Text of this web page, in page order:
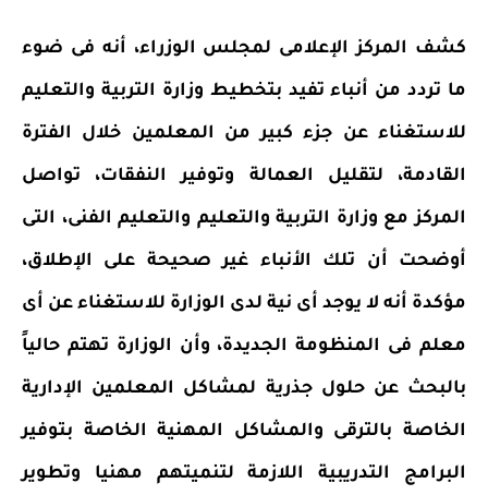
كشف المركز الإعلامى لمجلس الوزراء، أنه فى ضوء
ما تردد من أنباء تفيد بتخطيط وزارة التربية والتعليم
للاستغناء عن جزء كبير من المعلمين خلال الفترة
القادمة، لتقليل العمالة وتوفير النفقات، تواصل
المركز مع وزارة التربية والتعليم والتعليم الفنى، التى
أوضحت أن تلك الأنباء غير صحيحة على الإطلاق،
مؤكدة أنه لا يوجد أى نية لدى الوزارة للاستغناء عن أى
معلم فى المنظومة الجديدة، وأن الوزارة تهتم حالياً
بالبحث عن حلول جذرية لمشاكل المعلمين الإدارية
الخاصة بالترقى والمشاكل المهنية الخاصة بتوفير
البرامج التدريبية اللازمة لتنميتهم مهنيا وتطوير